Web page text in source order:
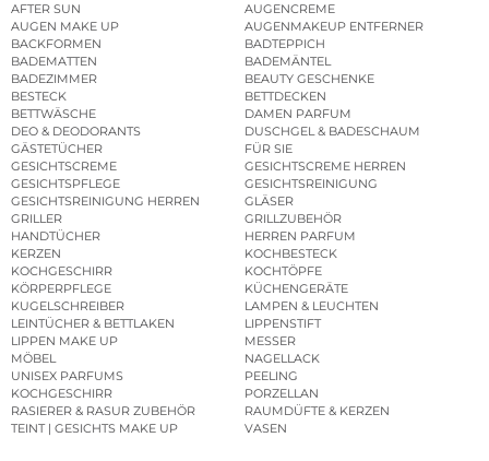
AFTER SUN
AUGENCREME
AUGEN MAKE UP
AUGENMAKEUP ENTFERNER
BACKFORMEN
BADTEPPICH
BADEMATTEN
BADEMÄNTEL
BADEZIMMER
BEAUTY GESCHENKE
BESTECK
BETTDECKEN
BETTWÄSCHE
DAMEN PARFUM
DEO & DEODORANTS
DUSCHGEL & BADESCHAUM
GÄSTETÜCHER
FÜR SIE
GESICHTSCREME
GESICHTSCREME HERREN
GESICHTSPFLEGE
GESICHTSREINIGUNG
GESICHTSREINIGUNG HERREN
GLÄSER
GRILLER
GRILLZUBEHÖR
HANDTÜCHER
HERREN PARFUM
KERZEN
KOCHBESTECK
KOCHGESCHIRR
KOCHTÖPFE
KÖRPERPFLEGE
KÜCHENGERÄTE
KUGELSCHREIBER
LAMPEN & LEUCHTEN
LEINTÜCHER & BETTLAKEN
LIPPENSTIFT
LIPPEN MAKE UP
MESSER
MÖBEL
NAGELLACK
UNISEX PARFUMS
PEELING
KOCHGESCHIRR
PORZELLAN
RASIERER & RASUR ZUBEHÖR
RAUMDÜFTE & KERZEN
TEINT | GESICHTS MAKE UP
VASEN